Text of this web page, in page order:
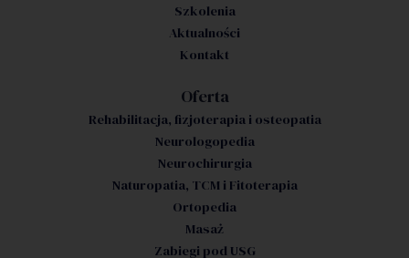
Szkolenia
Aktualności
Kontakt
Oferta
Rehabilitacja, fizjoterapia i osteopatia
Neurologopedia
Neurochirurgia
Naturopatia, TCM i Fitoterapia
Ortopedia
Masaż
Zabiegi pod USG